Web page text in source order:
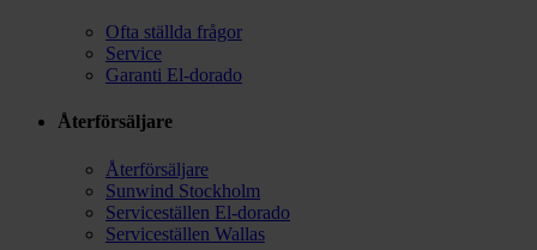
Ofta ställda frågor
Service
Garanti El-dorado
Återförsäljare
Återförsäljare
Sunwind Stockholm
Serviceställen El-dorado
Serviceställen Wallas